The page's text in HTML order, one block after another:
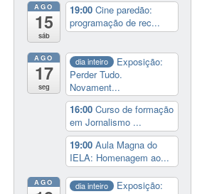
AGO
15
sáb
19:00Cine paredão:
programação de rec...
AGO
17
seg
dia inteiro
Exposição:
Perder Tudo.
Novament...
16:00Curso de formação
em Jornalismo ...
19:00Aula Magna do
IELA: Homenagem ao...
AGO dia inteiro
Exposição: